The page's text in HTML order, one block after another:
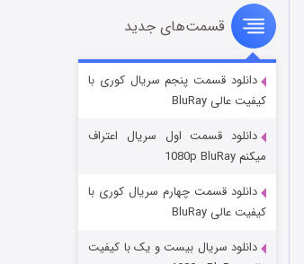
شوهر
قسمت۸ (زیرنویس) منتشر شد
عملیات آپارتمان
قسمت‌های جدید
دانلود قسمت پنجم سریال کوری با
کیفیت عالی BluRay
دانلود قسمت اول سریال اعتراف
میکنم 1080p BluRay
دانلود قسمت چهارم سریال کوری با
کیفیت عالی BluRay
دانلود سریال بیست و یک با کیفیت